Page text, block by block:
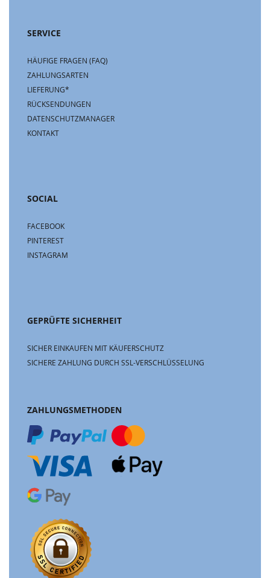
SERVICE
HÄUFIGE FRAGEN (FAQ)
ZAHLUNGSARTEN
LIEFERUNG*
RÜCKSENDUNGEN
DATENSCHUTZMANAGER
KONTAKT
SOCIAL
FACEBOOK
PINTEREST
INSTAGRAM
GEPRÜFTE SICHERHEIT
SICHER EINKAUFEN MIT KÄUFERSCHUTZ
SICHERE ZAHLUNG DURCH SSL-VERSCHLÜSSELUNG
ZAHLUNGSMETHODEN